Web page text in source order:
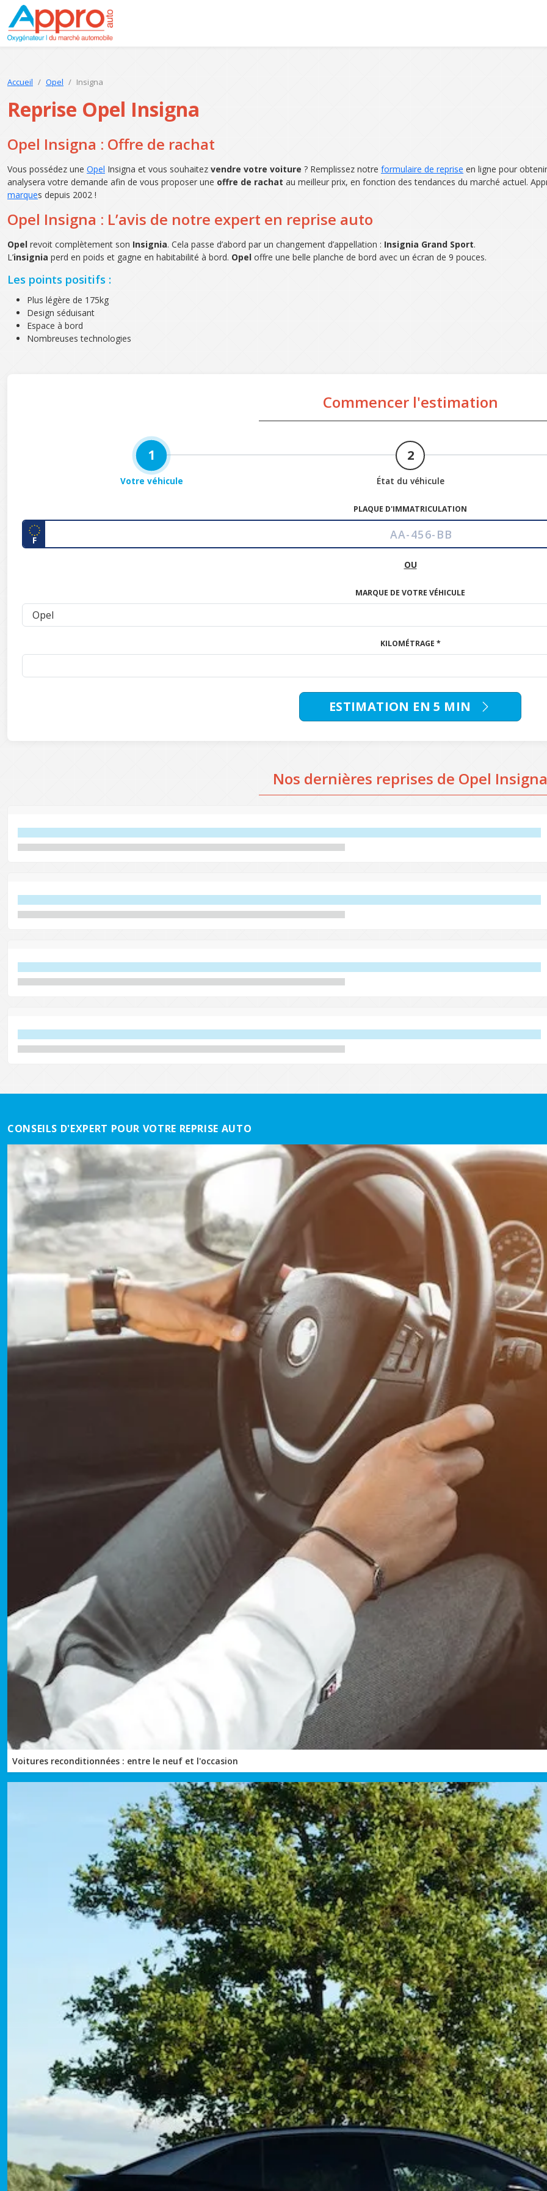
Accueil Opel Insigna
Reprise Opel Insigna
Opel Insigna : Offre de rachat
Vous possédez une Opel Insigna et vous souhaitez vendre votre voiture ? Remplissez notre formulaire de reprise en ligne pour
analysera votre demande afin de vous proposer une offre de rachat au meilleur prix, en fonction des tendances du marché actuel.
marques depuis 2002 !
Opel Insigna : L’avis de notre expert en reprise auto
Opel revoit complètement son Insignia. Cela passe d’abord par un changement d’appellation : Insignia Grand Sport.
L’insignia perd en poids et gagne en habitabilité à bord. Opel offre une belle planche de bord avec un écran de 9 pouces.
Les points positifs :
Plus légère de 175kg
Design séduisant
Espace à bord
Nombreuses technologies
Commencer l'estimation
1
Votre véhicule
2
État du véhicule
PLAQUE D'IMMATRICULATION
F
OU
MARQUE DE VOTRE VÉHICULE
KILOMÉTRAGE *
ESTIMATION EN 5 MIN
Nos dernières reprises de Opel Insigna
CONSEILS D'EXPERT POUR VOTRE REPRISE AUTO
Voitures reconditionnées : entre le neuf et l'occasion